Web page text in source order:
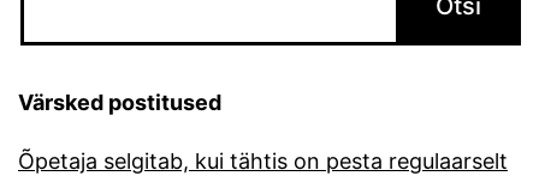
Värsked postitused
Õpetaja selgitab, kui tähtis on pesta regulaarselt